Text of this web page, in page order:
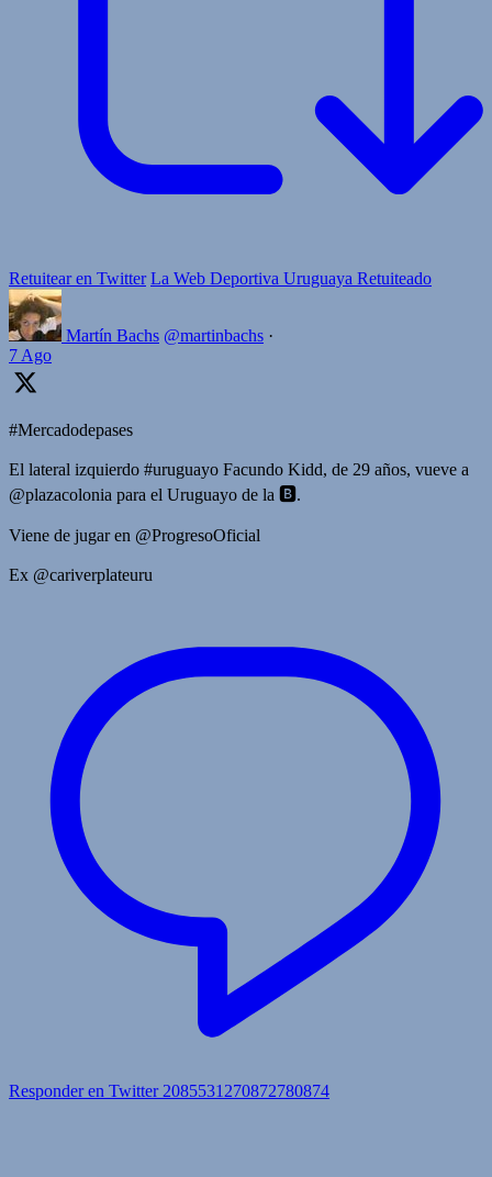
Retuitear en Twitter La Web Deportiva Uruguaya Retuiteado
Martín Bachs @martinbachs ·
7 Ago
#Mercadodepases
El lateral izquierdo #uruguayo Facundo Kidd, de 29 años, vueve a
@plazacolonia para el Uruguayo de la 🅱️.
Viene de jugar en @ProgresoOficial
Ex @cariverplateuru
Responder en Twitter 2085531270872780874